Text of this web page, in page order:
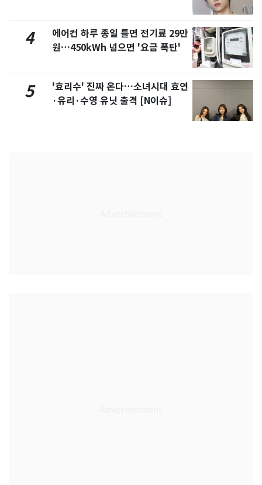
4
에어컨 하루 종일 틀면 전기료 29만
원…450kWh 넘으면 '요금 폭탄'
5
'효리수' 진짜 온다…소녀시대 효연
·유리·수영 유닛 출격 [N이슈]